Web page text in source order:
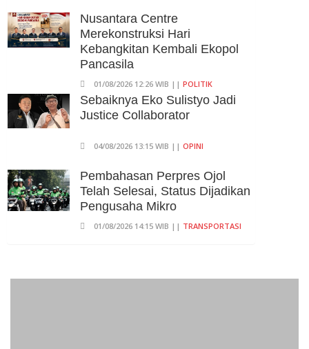
Tumbuh 5,29 Persen, Sektor
Pertambangan Alami Kontraksi
05/08/2026 13:16 WIB || MAKRO/MIKRO
Nusantara Centre
Merekonstruksi Hari
Kebangkitan Kembali Ekopol
Pancasila
01/08/2026 12:26 WIB || POLITIK
Sebaiknya Eko Sulistyo Jadi
Justice Collaborator
04/08/2026 13:15 WIB || OPINI
Pembahasan Perpres Ojol
Telah Selesai, Status Dijadikan
Pengusaha Mikro
01/08/2026 14:15 WIB || TRANSPORTASI
Syifak Divonis 4 Bulan